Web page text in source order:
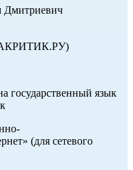
Дмитриевич
государственный язык
(для сетевого